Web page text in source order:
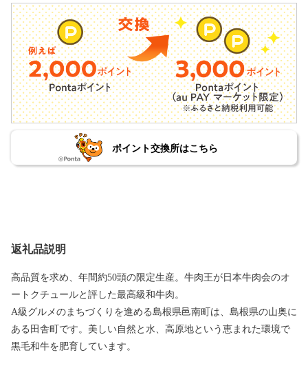
ポイント交換所はこちら
返礼品説明
高品質を求め、年間約50頭の限定生産。牛肉王が日本牛肉会のオ
ートクチュールと評した最高級和牛肉。
A級グルメのまちづくりを進める島根県邑南町は、島根県の山奥に
ある田舎町です。美しい自然と水、高原地という恵まれた環境で
黒毛和牛を肥育しています。